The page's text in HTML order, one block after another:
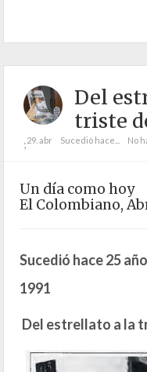
Del
triste
;29. abr Sucedió hace... No
Un día como hoy
El Colombiano,
Sucedió hace 25
1991
Del estrellato a la